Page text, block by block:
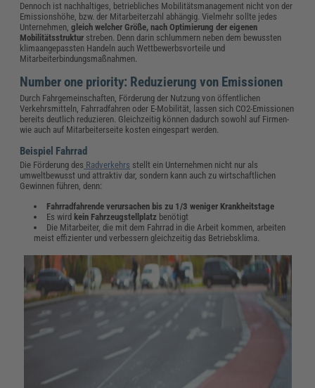
Dennoch ist nachhaltiges, betriebliches Mobilitätsmanagement nicht von der
Emissionshöhe, bzw. der Mitarbeiterzahl abhängig. Vielmehr sollte jedes
Unternehmen,gleich welcher Größe, nach Optimierung der eigenen
Mobilitätsstruktur streben. Denn darin schlummern neben dem bewussten
klimaangepassten Handeln auch Wettbewerbsvorteile und
Mitarbeiterbindungsmaßnahmen.
Number one priority: Reduzierung von Emissionen
Durch Fahrgemeinschaften, Förderung der Nutzung von öffentlichen
Verkehrsmitteln, Fahrradfahren oder E-Mobilität, lassen sich CO2-Emissionen
bereits deutlich reduzieren. Gleichzeitig können dadurch sowohl auf Firmen-
wie auch auf Mitarbeiterseite kosten eingespart werden.
Beispiel Fahrrad
Die Förderung des Radverkehrs stellt ein Unternehmen nicht nur als
umweltbewusst und attraktiv dar, sondern kann auch zu wirtschaftlichen
Gewinnen führen, denn:
Fahrradfahrende verursachen bis zu 1/3 weniger Krankheitstage
Es wird kein Fahrzeugstellplatz benötigt
Die Mitarbeiter, die mit dem Fahrrad in die Arbeit kommen, arbeiten
meist effizienter und verbessern gleichzeitig das Betriebsklima.